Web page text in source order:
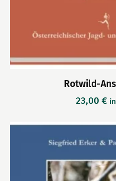
Rotwild-
23,00 €